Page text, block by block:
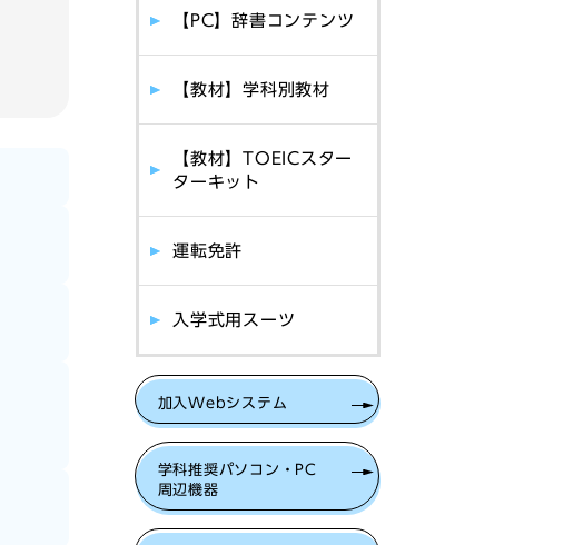
【PC】辞書コンテンツ
【教材】学科別教材
【教材】TOEICスター
ターキット
運転免許
入学式用スーツ
加入Webシステム
学科推奨パソコン・PC
周辺機器